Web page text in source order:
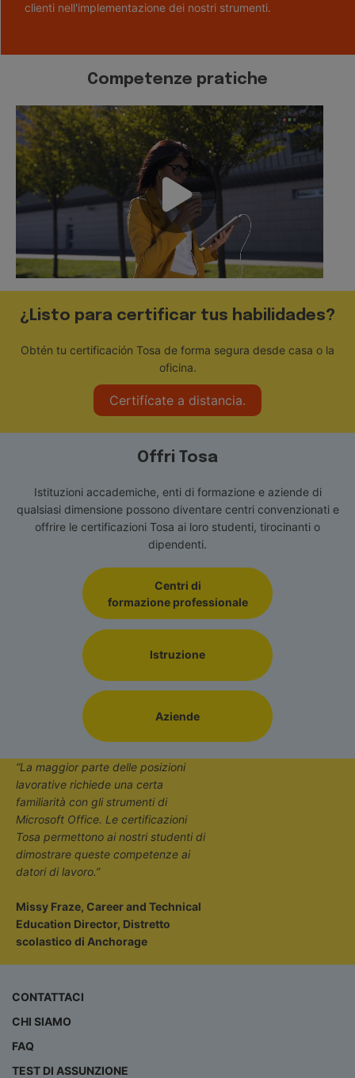
clienti nell'implementazione dei nostri strumenti.
Competenze pratiche
¿Listo para certificar tus habilidades?
Obtén tu certificación Tosa de forma segura desde casa o la
oficina.
Certifícate a distancia.
Offri Tosa
Istituzioni accademiche, enti di formazione e aziende di
qualsiasi dimensione possono diventare centri convenzionati e
offrire le certificazioni Tosa ai loro studenti, tirocinanti o
dipendenti.
Centri di
formazione professionale
Istruzione
Aziende
“La maggior parte delle posizioni
lavorative richiede una certa
familiarità con gli strumenti di
Microsoft Office. Le certificazioni
Tosa permettono ai nostri studenti di
dimostrare queste competenze ai
datori di lavoro.”
Missy Fraze, Career and Technical
Education Director, Distretto
scolastico di Anchorage
CONTATTACI
CHI SIAMO
FAQ
TEST DI ASSUNZIONE